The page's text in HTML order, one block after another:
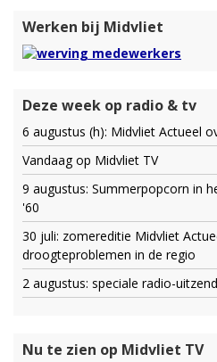
Werken bij Midvliet
Deze week op radio & tv
6 augustus (h): Midvliet Actueel
Vandaag op Midvliet TV
9 augustus: Summerpopcorn in
'60
30 juli: zomereditie Midvliet
droogteproblemen in de regio
2 augustus: speciale radio-
Nu te zien op Midvliet TV